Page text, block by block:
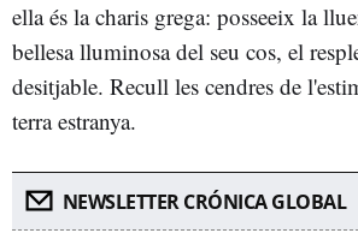
ella és la charis grega: posseeix la
bellesa lluminosa del seu cos, el
desitjable. Recull les cendres de
terra estranya.
NEWSLETTER CRÓNICA GLOBAL